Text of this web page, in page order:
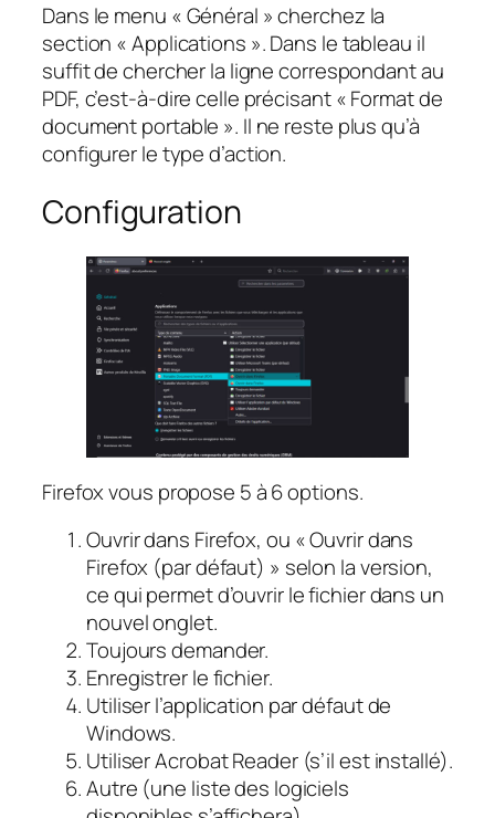
Dans le menu « Général » cherchez la
section « Applications ». Dans le tableau il
suffit de chercher la ligne correspondant au
PDF, c’est-à-dire celle précisant « Format de
document portable ». Il ne reste plus qu’à
configurer le type d’action.
Configuration
Firefox vous propose 5 à 6 options.
Ouvrir dans Firefox, ou « Ouvrir dans
Firefox (par défaut) » selon la version,
ce qui permet d’ouvrir le fichier dans un
nouvel onglet.
Toujours demander.
Enregistrer le fichier.
Utiliser l’application par défaut de
Windows.
Utiliser Acrobat Reader (s’il est installé).
Autre (une liste des logiciels